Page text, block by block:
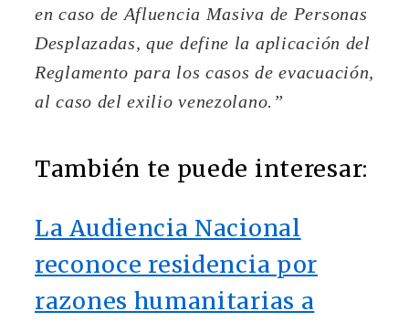
en caso de Afluencia Masiva de Personas
Desplazadas, que define la aplicación del
Reglamento para los casos de evacuación,
al caso del exilio venezolano.”
También te puede interesar:
La Audiencia Nacional
reconoce residencia por
razones humanitarias a